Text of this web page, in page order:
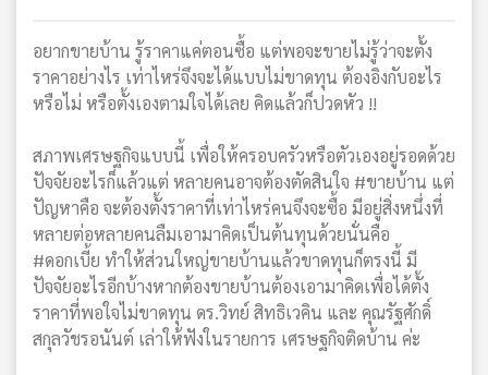
อยากขายบ้าน รู้ราคาแค่ตอนซื้อ แต่พอจะขายไม่รู้ว่าจะตั้ง
ราคาอย่างไร เท่าไหร่จึงจะได้แบบไม่ขาดทุน ต้องอิงกับอะไร
หรือไม่ หรือตั้งเองตามใจได้เลย คิดแล้วก็ปวดหัว !!
สภาพเศรษฐกิจแบบนี้ เพื่อให้ครอบครัวหรือตัวเองอยู่รอดด้วย
ปัจจัยอะไรก็แล้วแต่ หลายคนอาจต้องตัดสินใจ #ขายบ้าน แต่
ปัญหาคือ จะต้องตั้งราคาที่เท่าไหร่คนจึงจะซื้อ มีอยู่สิ่งหนึ่งที่
หลายต่อหลายคนลืมเอามาคิดเป็นต้นทุนด้วยนั่นคือ
#ดอกเบี้ย ทำให้ส่วนใหญ่ขายบ้านแล้วขาดทุนก็ตรงนี้ มี
ปัจจัยอะไรอีกบ้างหากต้องขายบ้านต้องเอามาคิดเพื่อได้ตั้ง
ราคาที่พอใจไม่ขาดทุน ดร.วิทย์ สิทธิเวคิน และ คุณรัฐศักดิ์
สกุลวัชรอนันต์ เล่าให้ฟังในรายการ เศรษฐกิจติดบ้าน ค่ะ